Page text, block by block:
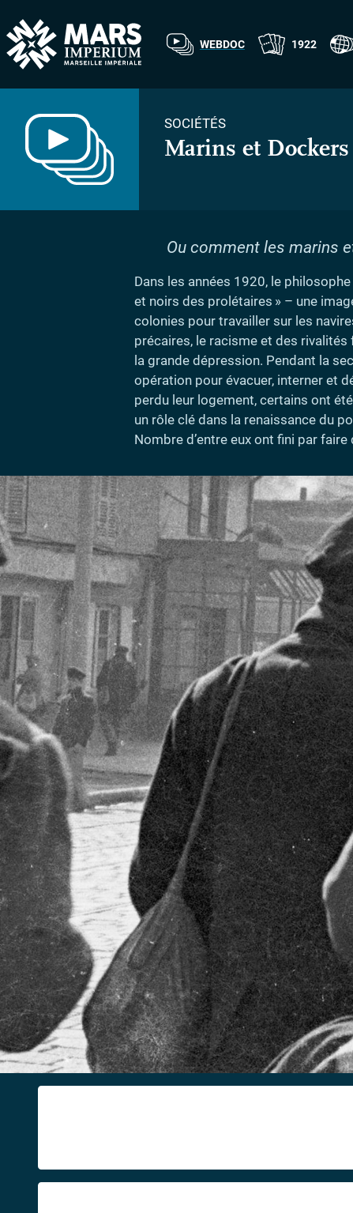
WEBDOC 1922
SOCIÉTÉS
Marins et
Ou comment les marins
Dans les années 1920, le
et noirs des prolétaires » – une
colonies pour travailler sur les
précaires, le racisme et des rivalités
la grande dépression. Pendant la
opération pour évacuer, interner et
perdu leur logement, certains ont
un rôle clé dans la renaissance du
Nombre d’entre eux ont fini par